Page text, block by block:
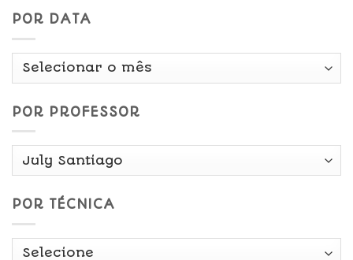
POR DATA
Por
POR PROFESSOR
POR TÉCNICA